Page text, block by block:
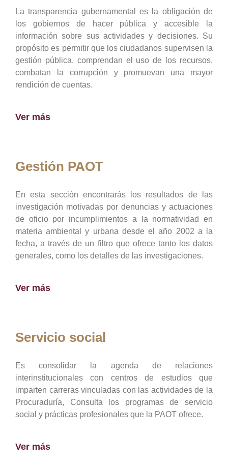
La transparencia gubernamental es la obligación de
los gobiernos de hacer pública y accesible la
información sobre sus actividades y decisiones. Su
propósito es permitir que los ciudadanos supervisen la
gestión pública, comprendan el uso de los recursos,
combatan la corrupción y promuevan una mayor
rendición de cuentas.
Ver más
Gestión PAOT
En esta sección encontrarás los resultados de las
investigación motivadas por denuncias y actuaciones
de oficio por incumplimientos a la normatividad en
materia ambiental y urbana desde el año 2002 a la
fecha, a través de un filtro que ofrece tanto los datos
generales, como los detalles de las investigaciones.
Ver más
Servicio social
Es consolidar la agenda de relaciones
interinstitucionales con centros de estudios que
imparten carreras vinculadas con las actividades de la
Procuraduría, Consulta los programas de servicio
social y prácticas profesionales que la PAOT ofrece.
Ver más